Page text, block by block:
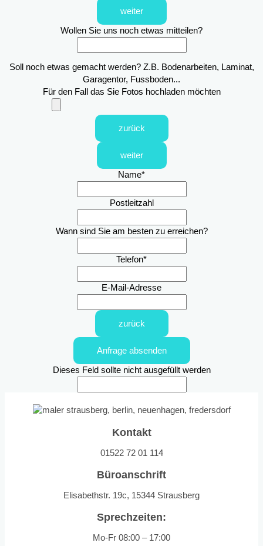
weiter
Wollen Sie uns noch etwas mitteilen?
Soll noch etwas gemacht werden? Z.B. Bodenarbeiten, Laminat,
Garagentor, Fussboden...
Für den Fall das Sie Fotos hochladen möchten
zurück
weiter
Name*
Postleitzahl
Wann sind Sie am besten zu erreichen?
Telefon*
E-Mail-Adresse
zurück
Anfrage absenden
Dieses Feld sollte nicht ausgefüllt werden
Kontakt
01522 72 01 114
Büroanschrift
Elisabethstr. 19c, 15344 Strausberg
Sprechzeiten:
Mo-Fr 08:00 – 17:00